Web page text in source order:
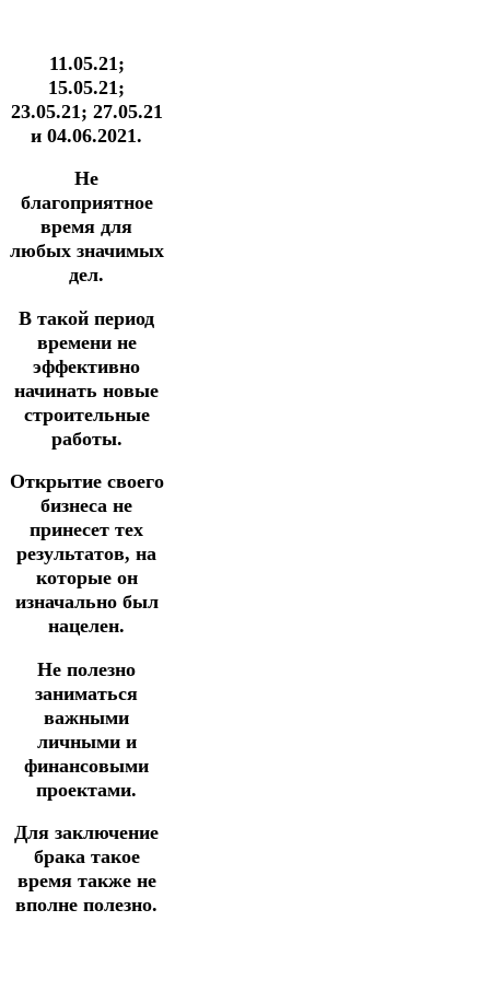
11.05.21;
15.05.21;
23.05.21; 27.05.21
и 04.06.2021.
Не
благоприятное
время для
любых значимых
дел.
В такой период
времени не
эффективно
начинать новые
строительные
работы.
Открытие своего
бизнеса не
принесет тех
результатов, на
которые он
изначально был
нацелен.
Не полезно
заниматься
важными
личными и
финансовыми
проектами.
Для заключение
брака такое
время также не
вполне полезно.